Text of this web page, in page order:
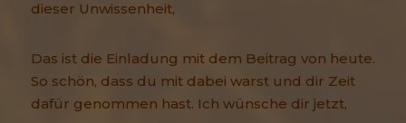
dieser Unwissenheit,
Das ist die Einladung mit dem Beitrag von heute.
So schön, dass du mit dabei warst und dir Zeit
dafür genommen hast. Ich wünsche dir jetzt,